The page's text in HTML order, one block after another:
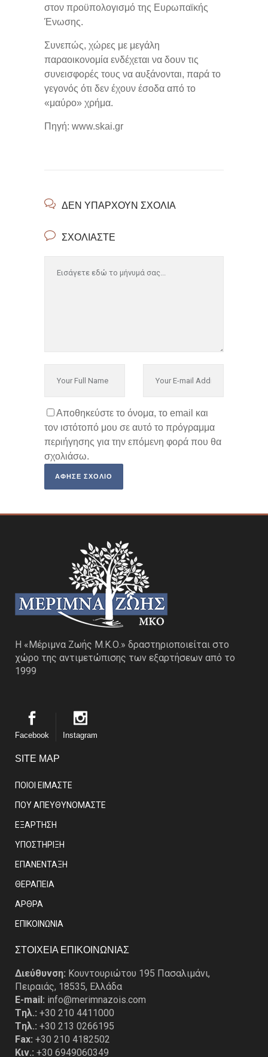
στον προϋπολογισμό της Ευρωπαϊκής
Ένωσης.
Συνεπώς, χώρες με μεγάλη
παραοικονομία ενδέχεται να δουν τις
συνεισφορές τους να αυξάνονται, παρά το
γεγονός ότι δεν έχουν έσοδα από το
«μαύρο» χρήμα.
Πηγή: www.skai.gr
ΔΕΝ ΥΠΆΡΧΟΥΝ ΣΧΌΛΙΑ
ΣΧΟΛΙΆΣΤΕ
Αποθηκεύστε το όνομα, το email και
τον ιστότοπό μου σε αυτό το πρόγραμμα
περιήγησης για την επόμενη φορά που θα
σχολιάσω.
Η «Μέριμνα Ζωής Μ.Κ.Ο.» δραστηριοποιείται στο
χώρο της αντιμετώπισης των εξαρτήσεων από το
1999
Facebook Instagram
SITE MAP
ΠΟΙΟΙ ΕΙΜΑΣΤE
ΠΟΥ ΑΠΕΥΘΥΝΟΜΑΣΤΕ
ΕΞΑΡΤΗΣΗ
ΥΠΟΣΤΗΡΙΞΗ
ΕΠΑΝΕΝΤΑΞΗ
ΘΕΡΑΠΕΙΑ
ΑΡΘΡΑ
EΠΙΚΟΙΝΩΝΙΑ
ΣΤΟΙΧΕΙΑ ΕΠΙΚΟΙΝΩΝΙΑΣ
Διεύθυνση: Κουντουριώτου 195 Πασαλιμάνι,
Πειραιάς, 18535, Ελλάδα
E-mail: info@merimnazois.com
Tηλ.: +30 210 4411000
Tηλ.: +30 213 0266195
Fax: +30 210 4182502
Κιν.: +30 6949060349